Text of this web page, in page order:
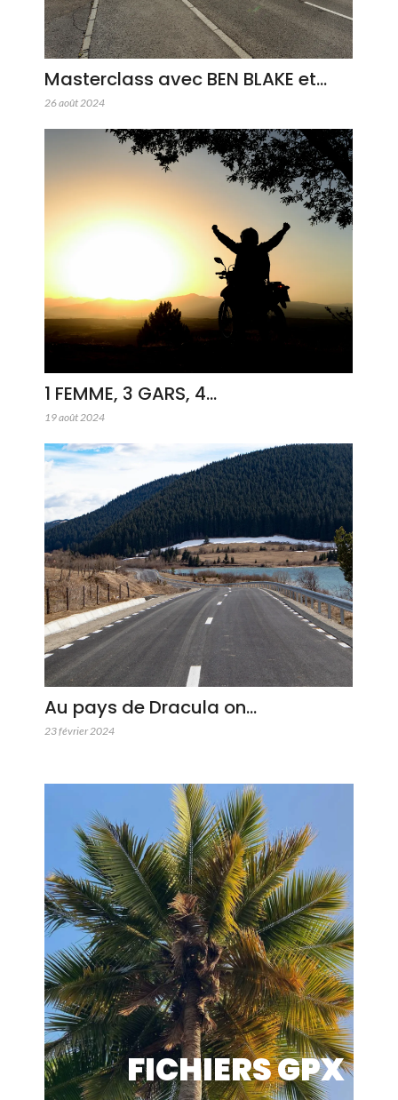
Masterclass avec BEN BLAKE et…
26 août 2024
1 FEMME, 3 GARS, 4…
19 août 2024
Au pays de Dracula on…
23 février 2024
FICHIERS GPX